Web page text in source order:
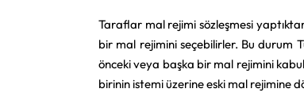
Taraflar mal rejimi sözleşmesi
bir mal rejimini seçebilirler. Bu durum
önceki veya başka bir mal rejimini
birinin istemi üzerine eski mal rejimine